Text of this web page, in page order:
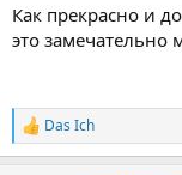
Как прекрасно и
это замечательно
Р
е
Das Ich